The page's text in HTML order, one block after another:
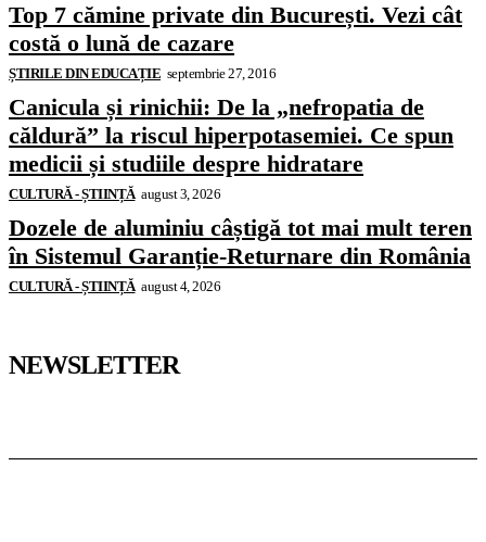
Top 7 cămine private din București. Vezi cât
costă o lună de cazare
ȘTIRILE DIN EDUCAȚIE septembrie 27, 2016
Canicula și rinichii: De la „nefropatia de
căldură” la riscul hiperpotasemiei. Ce spun
medicii și studiile despre hidratare
CULTURĂ - ȘTIINȚĂ august 3, 2026
Dozele de aluminiu câștigă tot mai mult teren
în Sistemul Garanție-Returnare din România
CULTURĂ - ȘTIINȚĂ august 4, 2026
NEWSLETTER